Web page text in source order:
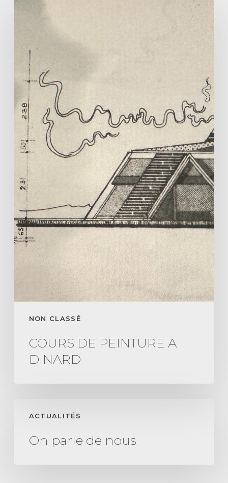
NON CLASSÉ
DINARD
COURS DE PEINTURE A
DINARD
ACTUALITÉS
parle
nousOn parle de nous